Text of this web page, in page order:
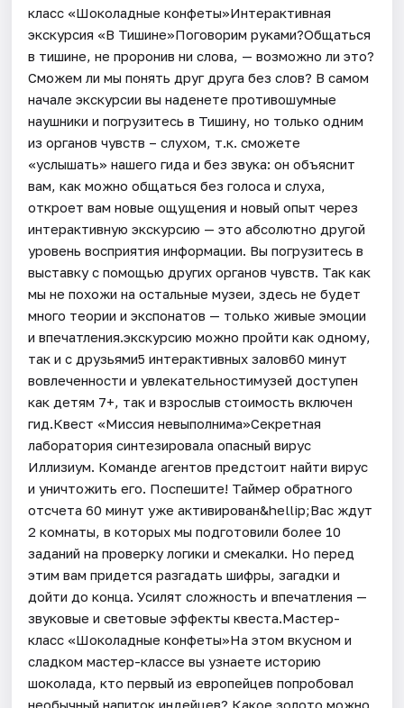
класс «Шоколадные конфеты»Интерактивная
экскурсия «В Тишине»Поговорим руками?Общаться
в тишине, не проронив ни слова, — возможно ли это?
Сможем ли мы понять друг друга без слов? В самом
начале экскурсии вы наденете противошумные
наушники и погрузитесь в Тишину, но только одним
из органов чувств – слухом, т.к. сможете
«услышать» нашего гида и без звука: он объяснит
вам, как можно общаться без голоса и слуха,
откроет вам новые ощущения и новый опыт через
интерактивную экскурсию — это абсолютно другой
уровень восприятия информации. Вы погрузитесь в
выставку с помощью других органов чувств. Так как
мы не похожи на остальные музеи, здесь не будет
много теории и экспонатов — только живые эмоции
и впечатления.экскурсию можно пройти как одному,
так и с друзьями5 интерактивных залов60 минут
вовлеченности и увлекательностимузей доступен
как детям 7+, так и взрослыв стоимость включен
гид.Квест «Миссия невыполнима»Секретная
лаборатория синтезировала опасный вирус
Иллизиум. Команде агентов предстоит найти вирус
и уничтожить его. Поспешите! Таймер обратного
отсчета 60 минут уже активирован&hellip;Вас ждут
2 комнаты, в которых мы подготовили более 10
заданий на проверку логики и смекалки. Но перед
этим вам придется разгадать шифры, загадки и
дойти до конца. Усилят сложность и впечатления —
звуковые и световые эффекты квеста.Мастер-
класс «Шоколадные конфеты»На этом вкусном и
сладком мастер-классе вы узнаете историю
шоколада, кто первый из европейцев попробовал
необычный напиток индейцев? Какое золото можно